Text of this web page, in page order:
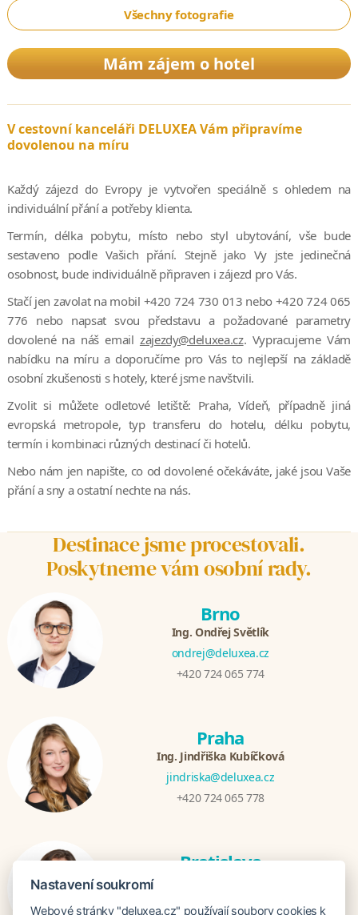
Všechny fotografie
Mám zájem o hotel
V cestovní kanceláři DELUXEA Vám připravíme
dovolenou na míru
Každý zájezd do Evropy je vytvořen speciálně s ohledem na
individuální přání a potřeby klienta.
Termín, délka pobytu, místo nebo styl ubytování, vše bude
sestaveno podle Vašich přání. Stejně jako Vy jste jedinečná
osobnost, bude individuálně připraven i zájezd pro Vás.
Stačí jen zavolat na mobil +420 724 730 013 nebo +420 724 065
776 nebo napsat svou představu a požadované parametry
dovolené na náš email zajezdy@deluxea.cz. Vypracujeme Vám
nabídku na míru a doporučíme pro Vás to nejlepší na základě
osobní zkušenosti s hotely, které jsme navštvili.
Zvolit si můžete odletové letiště: Praha, Vídeň, případně jiná
evropská metropole, typ transferu do hotelu, délku pobytu,
termín i kombinaci různých destinací či hotelů.
Nebo nám jen napište, co od dovolené očekáváte, jaké jsou Vaše
přání a sny a ostatní nechte na nás.
Destinace jsme procestovali.
Poskytneme vám osobní rady.
Brno
Ing. Ondřej Světlík
ondrej@deluxea.cz
+420 724 065 774
Praha
Ing. Jindřiška Kubíčková
jindriska@deluxea.cz
+420 724 065 778
Bratislava
Nastavení soukromí
Webové stránky "deluxea.cz" používají soubory cookies k